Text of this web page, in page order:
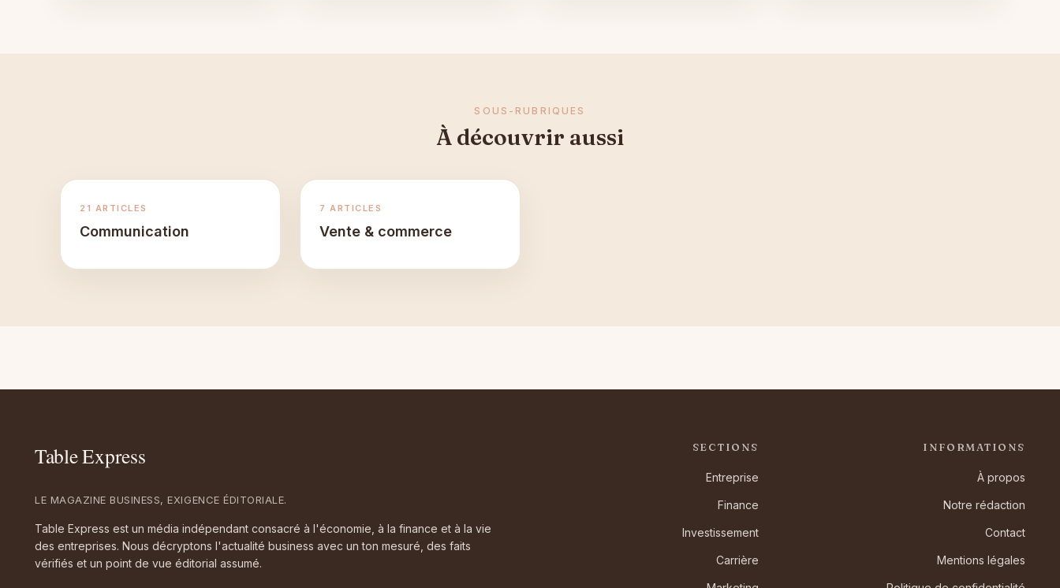
SOUS-RUBRIQUES
À découvrir aussi
21 ARTICLES
Communication
7 ARTICLES
Vente & commerce
LE MAGAZINE BUSINESS, EXIGENCE ÉDITORIALE.
Table Express est un média indépendant consacré à l'économie, à la finance et à la vie
des entreprises. Nous décryptons l'actualité business avec un ton mesuré, des faits
vérifiés et un point de vue éditorial assumé.
SECTIONS
Entreprise
Finance
Investissement
Carrière
INFORMATIONS
À propos
Notre rédaction
Contact
Mentions légales